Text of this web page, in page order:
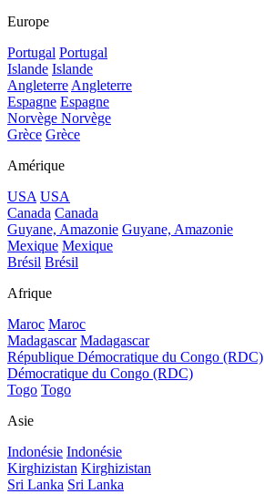
Europe
Portugal Portugal
Islande Islande
AngleterreAngleterre
Espagne Espagne
Norvège Norvège
Grèce Grèce
Amérique
USA USA
Canada Canada
Guyane, Amazonie Guyane, Amazonie
Mexique Mexique
Brésil Brésil
Afrique
Maroc Maroc
Madagascar Madagascar
République Démocratique du Congo (RDC)
Démocratique du Congo (RDC)
Togo Togo
Asie
Indonésie Indonésie
Kirghizistan Kirghizistan
Sri Lanka Sri Lanka